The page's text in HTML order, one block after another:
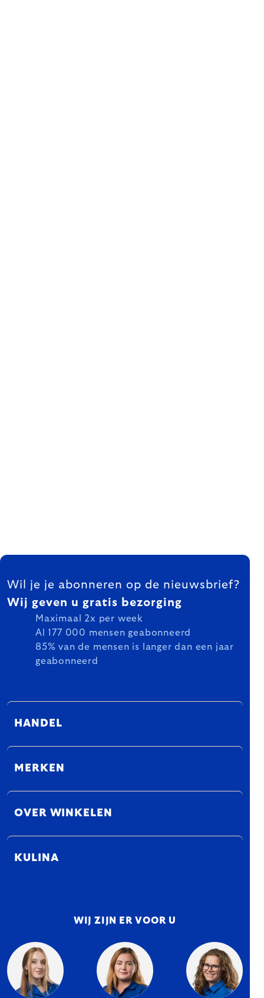
FOOTER
Wil je je abonneren op de nieuwsbrief?
Wij geven u gratis bezorging
Maximaal 2x per week
Al 177 000 mensen geabonneerd
85% van de mensen is langer dan een jaar
geabonneerd
HANDEL
MERKEN
OVER WINKELEN
KULINA
WIJ ZIJN ER VOOR U